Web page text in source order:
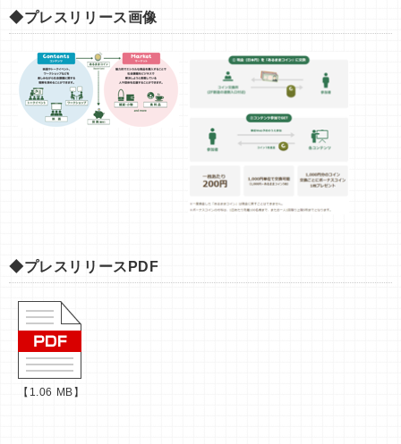
◆プレスリリース画像
◆プレスリリースPDF
【1.06 MB】